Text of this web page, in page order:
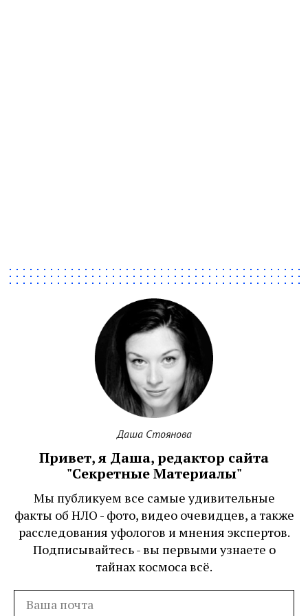
Даша Стоянова
Привет, я Даша, редактор сайта
"Секретные Материалы"
Мы публикуем все самые удивительные
факты об НЛО - фото, видео очевидцев, а также
расследования уфологов и мнения экспертов.
Подписывайтесь - вы первыми узнаете о
тайнах космоса всё.